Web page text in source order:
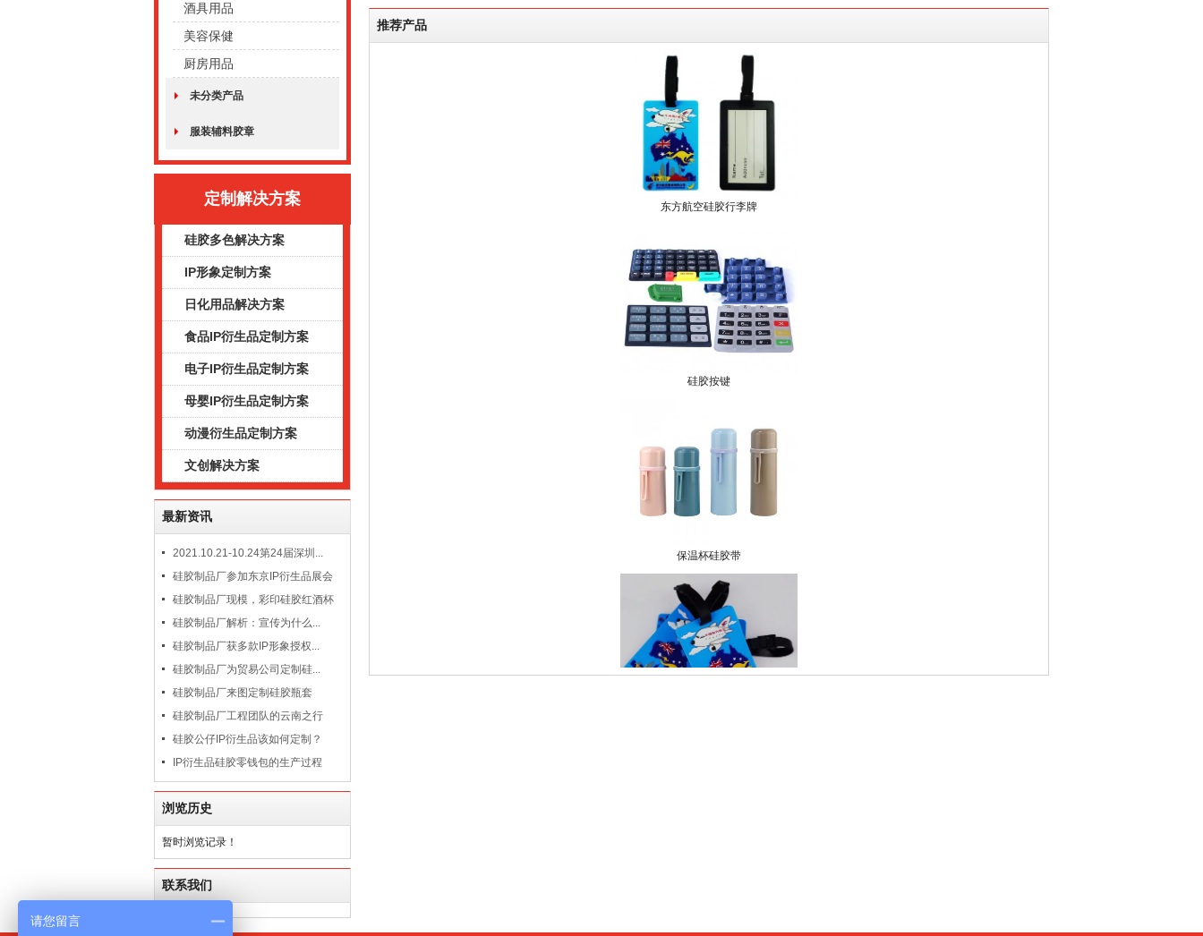
酒具用品
美容保健
厨房用品
未分类产品
服装辅料胶章
定制解决方案
硅胶多色解决方案
IP形象定制方案
日化用品解决方案
食品IP衍生品定制方案
电子IP衍生品定制方案
母婴IP衍生品定制方案
动漫衍生品定制方案
文创解决方案
最新资讯
2021.10.21-10.24第24届深圳...
硅胶制品厂参加东京IP衍生品展会
硅胶制品厂现模，彩印硅胶红酒杯
硅胶制品厂解析：宣传为什么...
硅胶制品厂获多款IP形象授权...
硅胶制品厂为贸易公司定制硅...
硅胶制品厂来图定制硅胶瓶套
硅胶制品厂工程团队的云南之行
硅胶公仔IP衍生品该如何定制？
IP衍生品硅胶零钱包的生产过程
浏览历史
暂时浏览记录！
联系我们
推荐产品
东方航空硅胶行李牌
硅胶按键
保温杯硅胶带
请您留言